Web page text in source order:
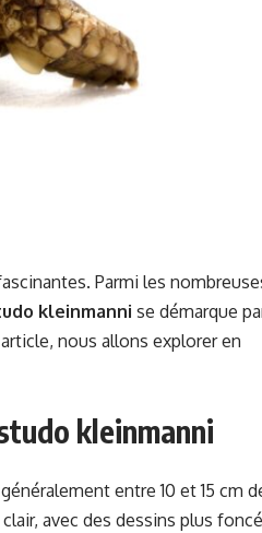
Parmi les
kleinmanni se démarque
nous allons explorer en
kleinmanni
entre 10 et 15 cm
avec des dessins plus